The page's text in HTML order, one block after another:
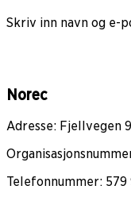
Skriv inn navn og e-
Norec
Adresse: Fjellvegen
Telefonnummer: